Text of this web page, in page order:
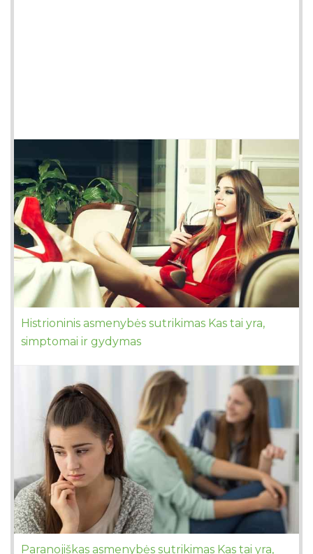
Histrioninis asmenybės sutrikimas Kas tai yra,
simptomai ir gydymas
Paranojiškas asmenybės sutrikimas Kas tai yra,